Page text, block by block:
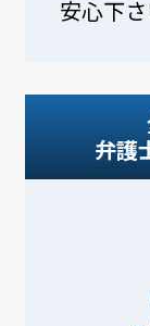
安心下さ
弁護